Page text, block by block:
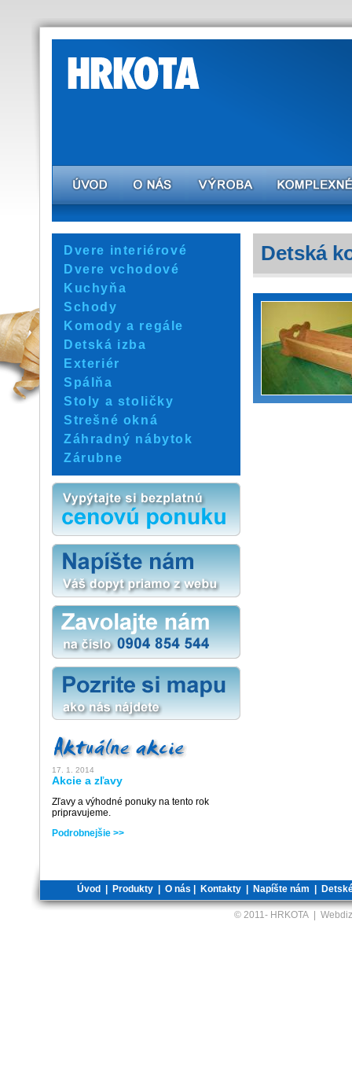
Dvere interiérové
Dvere vchodové
Kuchyňa
Schody
Komody a regále
Detská izba
Exteriér
Spálňa
Stoly a stoličky
Strešné okná
Záhradný nábytok
Zárubne
17. 1. 2014
Akcie a zľavy
Zľavy a výhodné ponuky na tento rok
pripravujeme.
Podrobnejšie >>
Detská
Úvod Produkty| O nás Kontakty| Napíšte nám
© 2011- HRKOTA |